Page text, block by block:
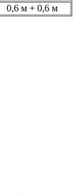
0,6 м + 0,6 м